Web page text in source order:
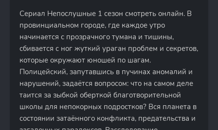
Сериал Непослушные 1 сезон смотреть онлайн. В
провинциальном городе, где каждое утро
начинается с прозрачного тумана и тишины,
сбивается с ног жуткий ураган проблем и секретов,
которые окружают юношей по шагам.
Полицейский, запутавшись в пучинах аномалий и
нарушений, задаётся вопросом: что на самом деле
таится за зыбкой оберткой благотворительной
школы для непокорных подростков? Вся планета в
состоянии затаённого конфликта, предательства и